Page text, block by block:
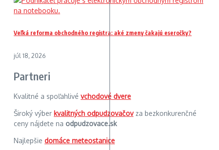
Veľká reforma obchodného registra: aké zmeny čakajú eseročky?
júl 18, 2026
Partneri
Kvalitné a spoľahlivé vchodové dvere
Široký výber kvalitných odpudzovačovza bezkonkurenčné
ceny nájdete na odpudzovace.sk
Najlepšie domáce meteostanice